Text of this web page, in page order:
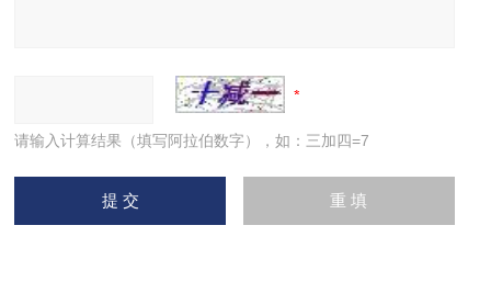
请输入计算结果（填写阿拉伯数字），如：三加四=7